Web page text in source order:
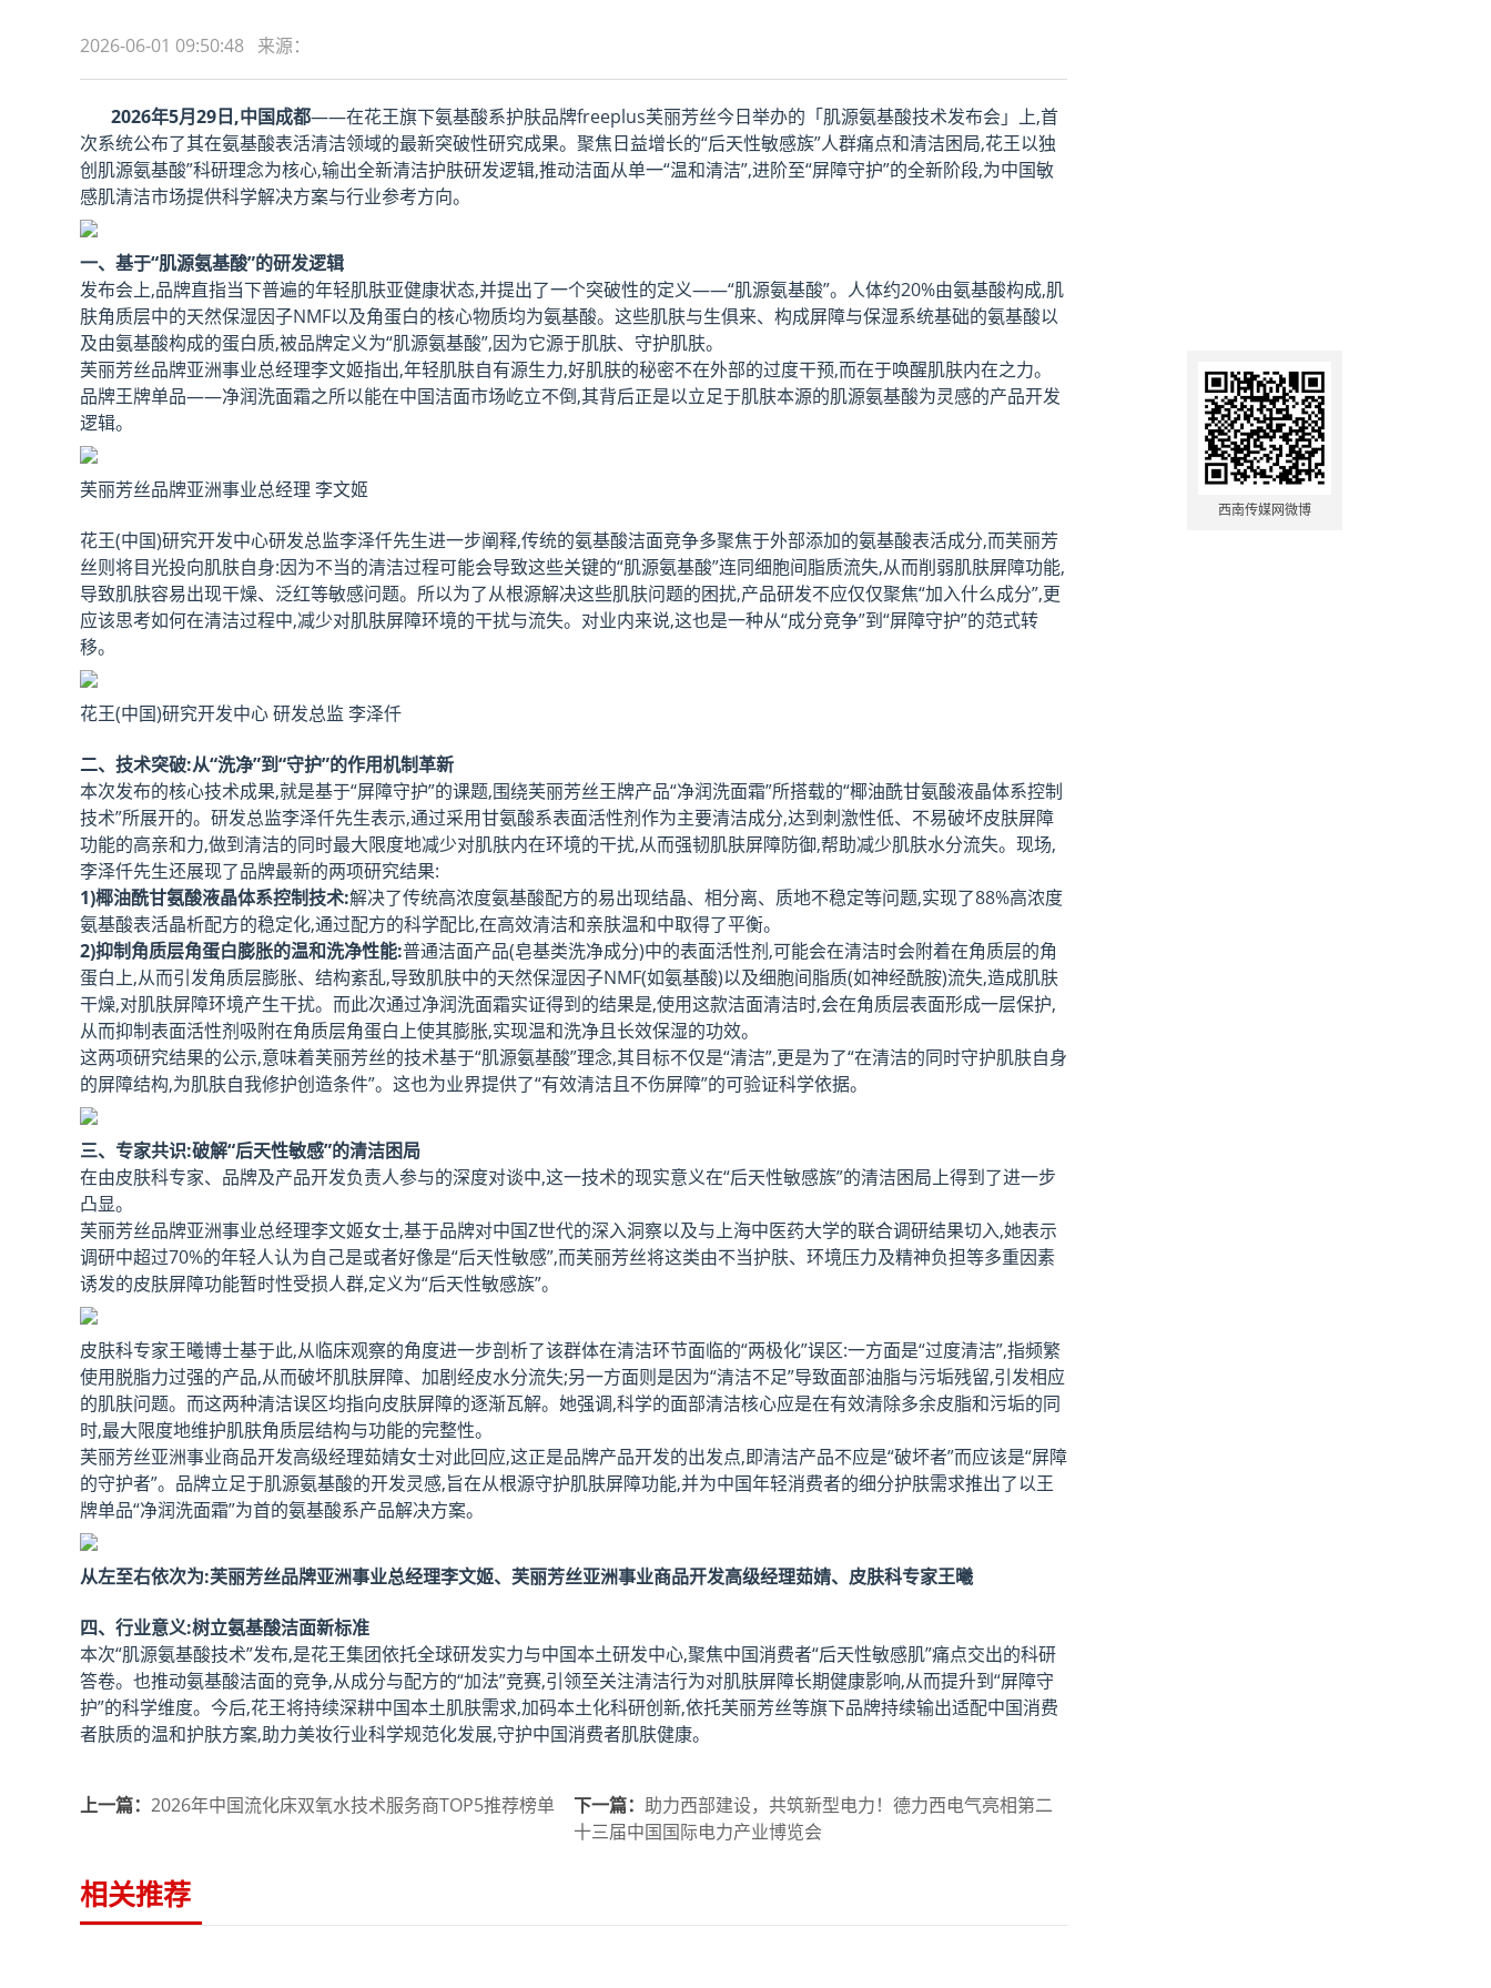
西南传媒网微博
2026-06-01 09:50:48 来源：
2026年5月29日,中国成都——在花王旗下氨基酸系护肤品牌freeplus芙丽芳丝今日举办的「肌源氨基酸技术发布会」上,首
次系统公布了其在氨基酸表活清洁领域的最新突破性研究成果。聚焦日益增长的“后天性敏感族”人群痛点和清洁困局,花王以独
创肌源氨基酸”科研理念为核心,输出全新清洁护肤研发逻辑,推动洁面从单一“温和清洁”,进阶至“屏障守护”的全新阶段,为中国敏
感肌清洁市场提供科学解决方案与行业参考方向。
一、基于“肌源氨基酸”的研发逻辑
发布会上,品牌直指当下普遍的年轻肌肤亚健康状态,并提出了一个突破性的定义——“肌源氨基酸”。人体约20%由氨基酸构成,肌
肤角质层中的天然保湿因子NMF以及角蛋白的核心物质均为氨基酸。这些肌肤与生俱来、构成屏障与保湿系统基础的氨基酸以
及由氨基酸构成的蛋白质,被品牌定义为“肌源氨基酸”,因为它源于肌肤、守护肌肤。
芙丽芳丝品牌亚洲事业总经理李文姬指出,年轻肌肤自有源生力,好肌肤的秘密不在外部的过度干预,而在于唤醒肌肤内在之力。
品牌王牌单品——净润洗面霜之所以能在中国洁面市场屹立不倒,其背后正是以立足于肌肤本源的肌源氨基酸为灵感的产品开发
逻辑。
芙丽芳丝品牌亚洲事业总经理 李文姬
花王(中国)研究开发中心研发总监李泽仟先生进一步阐释,传统的氨基酸洁面竞争多聚焦于外部添加的氨基酸表活成分,而芙丽芳
丝则将目光投向肌肤自身:因为不当的清洁过程可能会导致这些关键的“肌源氨基酸”连同细胞间脂质流失,从而削弱肌肤屏障功能,
导致肌肤容易出现干燥、泛红等敏感问题。所以为了从根源解决这些肌肤问题的困扰,产品研发不应仅仅聚焦“加入什么成分”,更
应该思考如何在清洁过程中,减少对肌肤屏障环境的干扰与流失。对业内来说,这也是一种从“成分竞争”到“屏障守护”的范式转
移。
花王(中国)研究开发中心 研发总监 李泽仟
二、技术突破:从“洗净”到“守护”的作用机制革新
本次发布的核心技术成果,就是基于“屏障守护”的课题,围绕芙丽芳丝王牌产品“净润洗面霜”所搭载的“椰油酰甘氨酸液晶体系控制
技术”所展开的。 研发总监李泽仟先生表示,通过采用甘氨酸系表面活性剂作为主要清洁成分,达到刺激性低、不易破坏皮肤屏障
功能的高亲和力,做到清洁的同时最大限度地减少对肌肤内在环境的干扰,从而强韧肌肤屏障防御,帮助减少肌肤水分流失。现场,
李泽仟先生还展现了品牌最新的两项研究结果:
1)椰油酰甘氨酸液晶体系控制技术:解决了传统高浓度氨基酸配方的易出现结晶、相分离、质地不稳定等问题,实现了88%高浓度
氨基酸表活晶析配方的稳定化,通过配方的科学配比,在高效清洁和亲肤温和中取得了平衡。
2)抑制角质层角蛋白膨胀的温和洗净性能:普通洁面产品(皂基类洗净成分)中的表面活性剂,可能会在清洁时会附着在角质层的角
蛋白上,从而引发角质层膨胀、结构紊乱,导致肌肤中的天然保湿因子NMF(如氨基酸)以及细胞间脂质(如神经酰胺)流失,造成肌肤
干燥,对肌肤屏障环境产生干扰。而此次通过净润洗面霜实证得到的结果是,使用这款洁面清洁时,会在角质层表面形成一层保护,
从而抑制表面活性剂吸附在角质层角蛋白上使其膨胀,实现温和洗净且长效保湿的功效。
这两项研究结果的公示,意味着芙丽芳丝的技术基于“肌源氨基酸”理念,其目标不仅是“清洁”,更是为了“在清洁的同时守护肌肤自身
的屏障结构,为肌肤自我修护创造条件”。 这也为业界提供了“有效清洁且不伤屏障”的可验证科学依据。
三、专家共识:破解“后天性敏感”的清洁困局
在由皮肤科专家、品牌及产品开发负责人参与的深度对谈中,这一技术的现实意义在“后天性敏感族”的清洁困局上得到了进一步
凸显。
芙丽芳丝品牌亚洲事业总经理李文姬女士,基于品牌对中国Z世代的深入洞察以及与上海中医药大学的联合调研结果切入,她表示
调研中超过70%的年轻人认为自己是或者好像是“后天性敏感”,而芙丽芳丝将这类由不当护肤、环境压力及精神负担等多重因素
诱发的皮肤屏障功能暂时性受损人群,定义为“后天性敏感族”。
皮肤科专家王曦博士基于此,从临床观察的角度进一步剖析了该群体在清洁环节面临的“两极化”误区:一方面是“过度清洁”,指频繁
使用脱脂力过强的产品,从而破坏肌肤屏障、加剧经皮水分流失;另一方面则是因为“清洁不足”导致面部油脂与污垢残留,引发相应
的肌肤问题。而这两种清洁误区均指向皮肤屏障的逐渐瓦解。她强调,科学的面部清洁核心应是在有效清除多余皮脂和污垢的同
时,最大限度地维护肌肤角质层结构与功能的完整性。
芙丽芳丝亚洲事业商品开发高级经理茹婧女士对此回应,这正是品牌产品开发的出发点,即清洁产品不应是“破坏者”而应该是“屏障
的守护者”。品牌立足于肌源氨基酸的开发灵感,旨在从根源守护肌肤屏障功能,并为中国年轻消费者的细分护肤需求推出了以王
牌单品“净润洗面霜”为首的氨基酸系产品解决方案。
从左至右依次为:芙丽芳丝品牌亚洲事业总经理李文姬、芙丽芳丝亚洲事业商品开发高级经理茹婧、皮肤科专家王曦
四、行业意义:树立氨基酸洁面新标准
本次“肌源氨基酸技术”发布,是花王集团依托全球研发实力与中国本土研发中心,聚焦中国消费者“后天性敏感肌”痛点交出的科研
答卷。也推动氨基酸洁面的竞争,从成分与配方的“加法”竞赛,引领至关注清洁行为对肌肤屏障长期健康影响,从而提升到“屏障守
护”的科学维度。今后,花王将持续深耕中国本土肌肤需求,加码本土化科研创新,依托芙丽芳丝等旗下品牌持续输出适配中国消费
者肤质的温和护肤方案,助力美妆行业科学规范化发展,守护中国消费者肌肤健康。
上一篇： 2026年中国流化床双氧水技术服务商TOP5推荐榜单 下一篇： 助力西部建设，共筑新型电力！德力西电气亮相第二
十三届中国国际电力产业博览会
相关推荐